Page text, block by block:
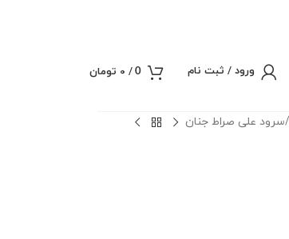
ورود / ثبت نام 0
/
0 تومان
سرود علی صراط جنان